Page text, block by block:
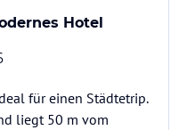
Hotel
für einen Städtetrip.
liegt 50 m vom